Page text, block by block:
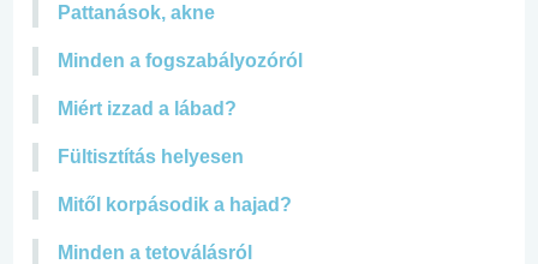
Pattanások, akne
Minden a fogszabályozóról
Miért izzad a lábad?
Fültisztítás helyesen
Mitől korpásodik a hajad?
Minden a tetoválásról